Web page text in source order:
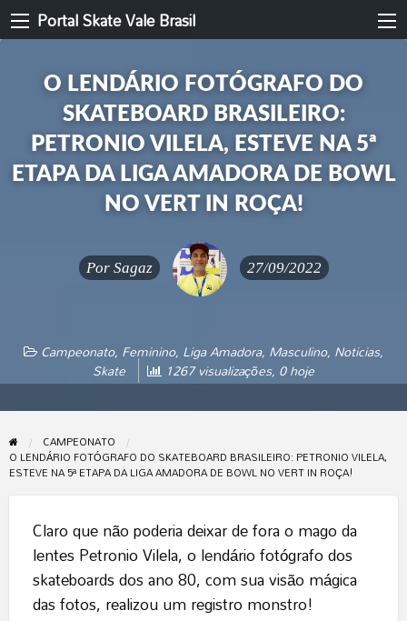
Portal Skate Vale Brasil
O LENDÁRIO FOTÓGRAFO DO
SKATEBOARD BRASILEIRO:
PETRONIO VILELA, ESTEVE NA 5ª
ETAPA DA LIGA AMADORA DE BOWL
NO VERT IN ROÇA!
Por Sagaz 27/09/2022
Campeonato, Feminino, Liga Amadora, Masculino, Noticias,
Skate 1267 visualizações, 0 hoje
CAMPEONATO
O LENDÁRIO FOTÓGRAFO DO SKATEBOARD BRASILEIRO: PETRONIO VILELA,
ESTEVE NA 5ª ETAPA DA LIGA AMADORA DE BOWL NO VERT IN ROÇA!
Claro que não poderia deixar de fora o mago da
lentes Petronio Vilela, o lendário fotógrafo dos
skateboards dos ano 80, com sua visão mágica
das fotos, realizou um registro monstro!